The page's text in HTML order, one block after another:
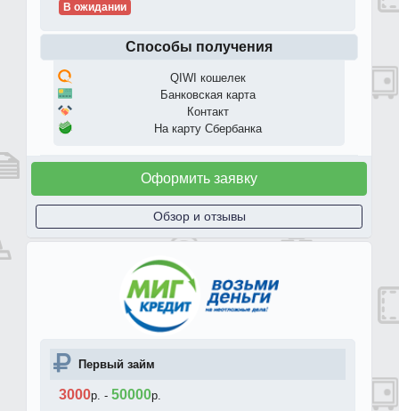
В ожидании
Способы получения
QIWI кошелек
Банковская карта
Контакт
На карту Сбербанка
Оформить заявку
Обзор и отзывы
Первый займ
3000р. - 50000р.